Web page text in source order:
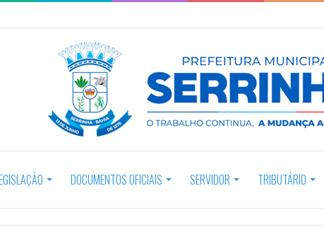
DOCUMENTOS OFICIAIS SERVIDOR TRIBUTÁRIO